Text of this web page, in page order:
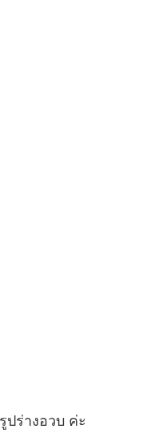
ร่างอวบ ค่ะ